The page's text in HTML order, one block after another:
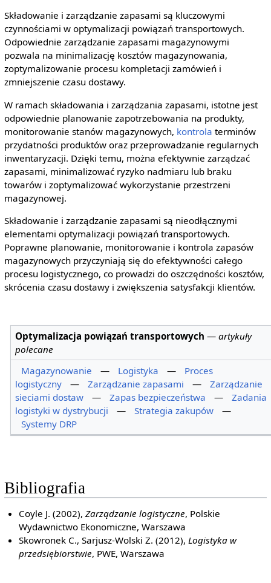
Składowanie i zarządzanie zapasami są kluczowymi
czynnościami w optymalizacji powiązań transportowych.
Odpowiednie zarządzanie zapasami magazynowymi
pozwala na minimalizację kosztów magazynowania,
zoptymalizowanie procesu kompletacji zamówień i
zmniejszenie czasu dostawy.
W ramach składowania i zarządzania zapasami, istotne jest
odpowiednie planowanie zapotrzebowania na produkty,
monitorowanie stanów magazynowych, kontrola terminów
przydatności produktów oraz przeprowadzanie regularnych
inwentaryzacji. Dzięki temu, można efektywnie zarządzać
zapasami, minimalizować ryzyko nadmiaru lub braku
towarów i zoptymalizować wykorzystanie przestrzeni
magazynowej.
Składowanie i zarządzanie zapasami są nieodłącznymi
elementami optymalizacji powiązań transportowych.
Poprawne planowanie, monitorowanie i kontrola zapasów
magazynowych przyczyniają się do efektywności całego
procesu logistycznego, co prowadzi do oszczędności kosztów,
skrócenia czasu dostawy i zwiększenia satysfakcji klientów.
Optymalizacja powiązań transportowych —artykuły
polecane
Magazynowanie
— Logistyka —
Proces
logistyczny
— Zarządzanie zapasami —
Zarządzanie
sieciami dostaw
— Zapas bezpieczeństwa —
Zadania
logistyki w dystrybucji
— Strategia zakupów
—
Systemy DRP
Bibliografia
Coyle J. (2002),Zarządzanie logistyczne, Polskie
Wydawnictwo Ekonomiczne, Warszawa
Skowronek C., Sarjusz-Wolski Z. (2012),Logistyka w
przedsiębiorstwie, PWE, Warszawa